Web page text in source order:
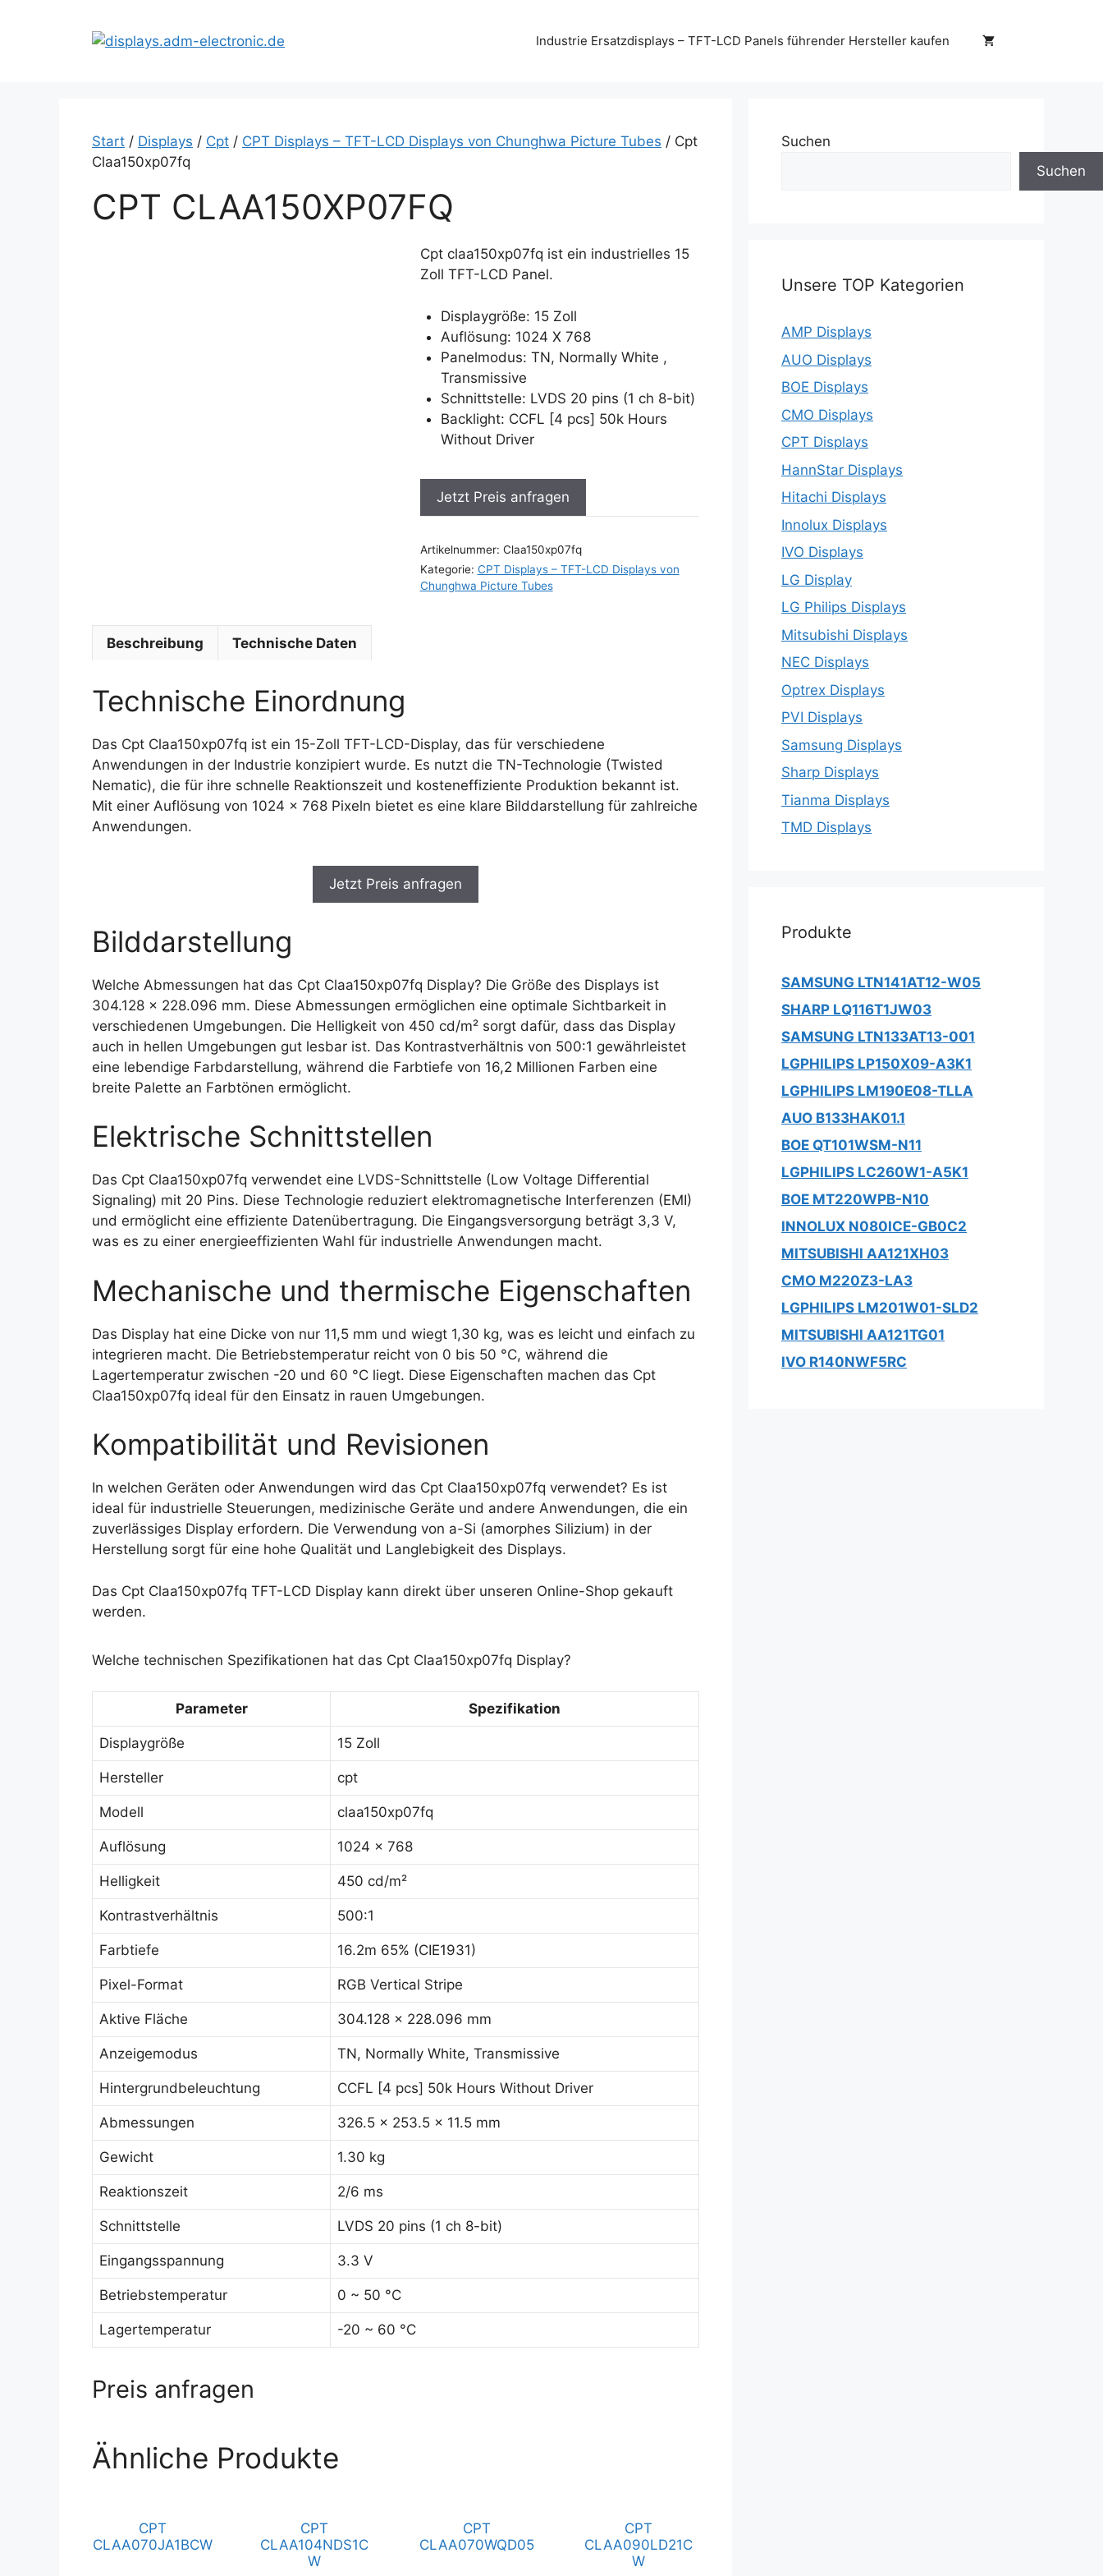
Industrie Ersatzdisplays – TFT-LCD Panels führender Hersteller kaufen
Start / Displays / Cpt / CPT Displays – TFT-LCD Displays von Chunghwa Picture Tubes / Cpt
Claa150xp07fq
CPT CLAA150XP07FQ
Cpt claa150xp07fq ist ein industrielles 15
Zoll TFT-LCD Panel.
Displaygröße: 15 Zoll
Auflösung: 1024 X 768
Panelmodus: TN, Normally White ,
Transmissive
Schnittstelle: LVDS 20 pins (1 ch 8-bit)
Backlight: CCFL [4 pcs] 50k Hours
Without Driver
Jetzt Preis anfragen
Artikelnummer: Claa150xp07fq
Kategorie: CPT Displays – TFT-LCD Displays von
Chunghwa Picture Tubes
Beschreibung Technische Daten
Technische Einordnung
Das Cpt Claa150xp07fq ist ein 15-Zoll TFT-LCD-Display, das für verschiedene
Anwendungen in der Industrie konzipiert wurde. Es nutzt die TN-Technologie (Twisted
Nematic), die für ihre schnelle Reaktionszeit und kosteneffiziente Produktion bekannt ist.
Mit einer Auflösung von 1024 x 768 Pixeln bietet es eine klare Bilddarstellung für zahlreiche
Anwendungen.
Jetzt Preis anfragen
Bilddarstellung
Welche Abmessungen hat das Cpt Claa150xp07fq Display? Die Größe des Displays ist
304.128 x 228.096 mm. Diese Abmessungen ermöglichen eine optimale Sichtbarkeit in
verschiedenen Umgebungen. Die Helligkeit von 450 cd/m² sorgt dafür, dass das Display
auch in hellen Umgebungen gut lesbar ist. Das Kontrastverhältnis von 500:1 gewährleistet
eine lebendige Farbdarstellung, während die Farbtiefe von 16,2 Millionen Farben eine
breite Palette an Farbtönen ermöglicht.
Elektrische Schnittstellen
Das Cpt Claa150xp07fq verwendet eine LVDS-Schnittstelle (Low Voltage Differential
Signaling) mit 20 Pins. Diese Technologie reduziert elektromagnetische Interferenzen (EMI)
und ermöglicht eine effiziente Datenübertragung. Die Eingangsversorgung beträgt 3,3 V,
was es zu einer energieeffizienten Wahl für industrielle Anwendungen macht.
Mechanische und thermische Eigenschaften
Das Display hat eine Dicke von nur 11,5 mm und wiegt 1,30 kg, was es leicht und einfach zu
integrieren macht. Die Betriebstemperatur reicht von 0 bis 50 °C, während die
Lagertemperatur zwischen -20 und 60 °C liegt. Diese Eigenschaften machen das Cpt
Claa150xp07fq ideal für den Einsatz in rauen Umgebungen.
Kompatibilität und Revisionen
In welchen Geräten oder Anwendungen wird das Cpt Claa150xp07fq verwendet? Es ist
ideal für industrielle Steuerungen, medizinische Geräte und andere Anwendungen, die ein
zuverlässiges Display erfordern. Die Verwendung von a-Si (amorphes Silizium) in der
Herstellung sorgt für eine hohe Qualität und Langlebigkeit des Displays.
Das Cpt Claa150xp07fq TFT-LCD Display kann direkt über unseren Online-Shop gekauft
werden.
Welche technischen Spezifikationen hat das Cpt Claa150xp07fq Display?
Parameter Spezifikation
Displaygröße 15 Zoll
Hersteller cpt
Modell claa150xp07fq
Auflösung 1024 x 768
Helligkeit 450 cd/m²
Kontrastverhältnis 500:1
Farbtiefe 16.2m 65% (CIE1931)
Pixel-Format RGB Vertical Stripe
Aktive Fläche 304.128 x 228.096 mm
Anzeigemodus TN, Normally White, Transmissive
Hintergrundbeleuchtung CCFL [4 pcs] 50k Hours Without Driver
Abmessungen 326.5 x 253.5 x 11.5 mm
Gewicht 1.30 kg
Reaktionszeit 2/6 ms
Schnittstelle LVDS 20 pins (1 ch 8-bit)
Eingangsspannung 3.3 V
Betriebstemperatur 0 ~ 50 °C
Lagertemperatur -20 ~ 60 °C
Preis anfragen
Ähnliche Produkte
CPT
CLAA070JA1BCW
CPT
CLAA104NDS1C
W
CPT
CLAA070WQD05
CPT
CLAA090LD21C
W
Suchen
Suchen
Unsere TOP Kategorien
AMP Displays
AUO Displays
BOE Displays
CMO Displays
CPT Displays
HannStar Displays
Hitachi Displays
Innolux Displays
IVO Displays
LG Display
LG Philips Displays
Mitsubishi Displays
NEC Displays
Optrex Displays
PVI Displays
Samsung Displays
Sharp Displays
Tianma Displays
TMD Displays
Produkte
SAMSUNG LTN141AT12-W05
SHARP LQ116T1JW03
SAMSUNG LTN133AT13-001
LGPHILIPS LP150X09-A3K1
LGPHILIPS LM190E08-TLLA
AUO B133HAK01.1
BOE QT101WSM-N11
LGPHILIPS LC260W1-A5K1
BOE MT220WPB-N10
INNOLUX N080ICE-GB0C2
MITSUBISHI AA121XH03
CMO M220Z3-LA3
LGPHILIPS LM201W01-SLD2
MITSUBISHI AA121TG01
IVO R140NWF5RC